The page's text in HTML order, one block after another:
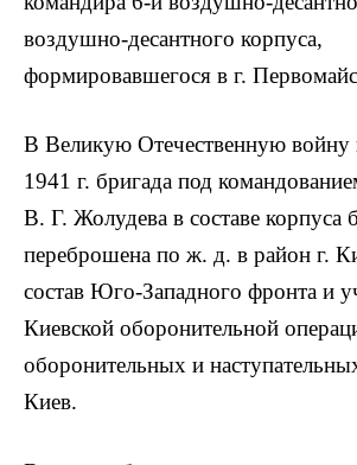
воздушно-десантного корпуса,
формировавшегося в г.
В Великую Отечественную войну
1941 г. бригада под
В. Г. Жолудева в составе корпуса
переброшена по ж. д. в район г.
состав Юго-Западного фронта и
Киевской оборонительной
оборонительных и
Киев.